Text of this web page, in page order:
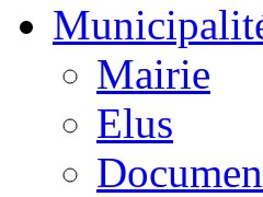
Mairie
Elus